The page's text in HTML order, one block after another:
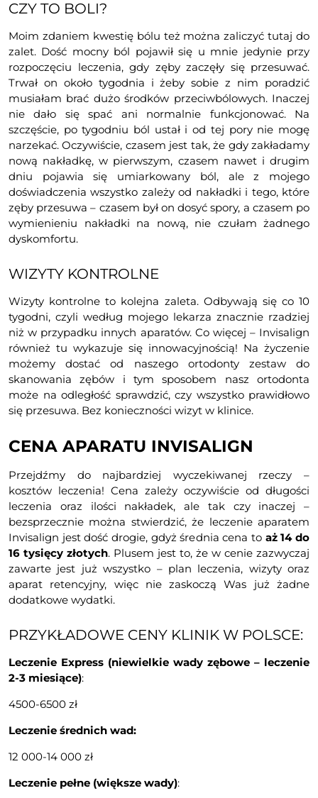
CZY TO BOLI?
Moim zdaniem kwestię bólu też można zaliczyć tutaj do
zalet. Dość mocny ból pojawił się u mnie jedynie przy
rozpoczęciu leczenia, gdy zęby zaczęły się przesuwać.
Trwał on około tygodnia i żeby sobie z nim poradzić
musiałam brać dużo środków przeciwbólowych. Inaczej
nie dało się spać ani normalnie funkcjonować. Na
szczęście, po tygodniu ból ustał i od tej pory nie mogę
narzekać. Oczywiście, czasem jest tak, że gdy zakładamy
nową nakładkę, w pierwszym, czasem nawet i drugim
dniu pojawia się umiarkowany ból, ale z mojego
doświadczenia wszystko zależy od nakładki i tego, które
zęby przesuwa – czasem był on dosyć spory, a czasem po
wymienieniu nakładki na nową, nie czułam żadnego
dyskomfortu.
WIZYTY KONTROLNE
Wizyty kontrolne to kolejna zaleta. Odbywają się co 10
tygodni, czyli według mojego lekarza znacznie rzadziej
niż w przypadku innych aparatów. Co więcej – Invisalign
również tu wykazuje się innowacyjnością! Na życzenie
możemy dostać od naszego ortodonty zestaw do
skanowania zębów i tym sposobem nasz ortodonta
może na odległość sprawdzić, czy wszystko prawidłowo
się przesuwa. Bez konieczności wizyt w klinice.
CENA APARATU INVISALIGN
Przejdźmy do najbardziej wyczekiwanej rzeczy –
kosztów leczenia! Cena zależy oczywiście od długości
leczenia oraz ilości nakładek, ale tak czy inaczej –
bezsprzecznie można stwierdzić, że leczenie aparatem
Invisalign jest dość drogie, gdyż średnia cena to aż 14 do
16 tysięcy złotych. Plusem jest to, że w cenie zazwyczaj
zawarte jest już wszystko – plan leczenia, wizyty oraz
aparat retencyjny, więc nie zaskoczą Was już żadne
dodatkowe wydatki.
PRZYKŁADOWE CENY KLINIK W POLSCE:
Leczenie Express (niewielkie wady zębowe – leczenie
2-3 miesiące):
4500-6500 zł
Leczenie średnich wad:
12 000-14 000 zł
Leczenie pełne (większe wady):